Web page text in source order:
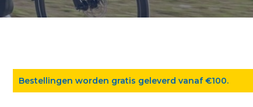
Bestellingen worden gratis geleverd vanaf €100.